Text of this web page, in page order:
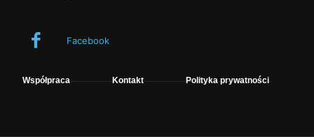
Facebook
Współpraca Kontakt Polityka prywatności